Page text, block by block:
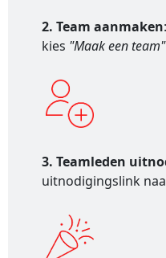
2. Team aanmaken
kies "Maak een team"
3. Teamleden
uitnodigingslink